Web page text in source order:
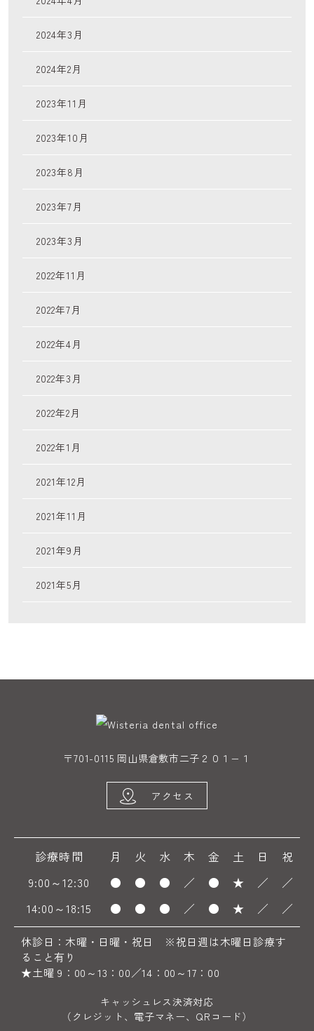
2024年3月
2024年2月
2023年11月
2023年10月
2023年8月
2023年7月
2023年3月
2022年11月
2022年7月
2022年4月
2022年3月
2022年2月
2022年1月
2021年12月
2021年11月
2021年9月
2021年5月
〒701-0115 岡山県倉敷市二子２０１−１
アクセス
診療時間 月 火 水 木 金 土 日
祝
9:00～12:30
● ● ● ／ ● ★ ／
／
14:00～18:15
● ● ● ／ ● ★ ／ ／
休診日：木曜・日曜・祝日 ※祝日週は木曜日診療す
ること有り
★土曜 9：00～13：00／14：00～17：00
キャッシュレス決済対応
（クレジット、電子マネー、QRコード）